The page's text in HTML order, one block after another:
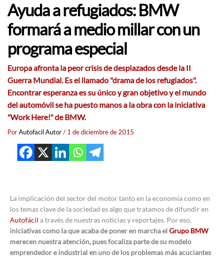
Ayuda a refugiados: BMW
formará a medio millar con un
programa especial
Europa afronta la peor crisis de desplazados desde la II
Guerra Mundial. Es el llamado "drama de los refugiados".
Encontrar esperanza es su único y gran objetivo y el mundo
del automóvil se ha puesto manos a la obra con la iniciativa
"Work Here!" de BMW.
PorAutofacil Autor/ 1 de diciembre de 2015
La implicación del sector del motor tanto en la economía como en
los temas clave de la sociedad es algo que tratamos de difundir en
Autofácil a través de nuestras noticias y reportajes. Por eso,
iniciativas como la que acaba de poner en marcha el Grupo BMW
merecen nuestra atención, pues focaliza parte de su modelo
emprendedor e industrial en uno de los problemas más acuciantes